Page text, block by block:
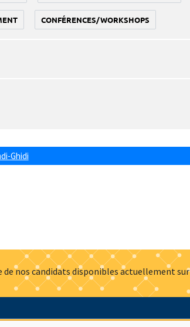
CONFÉRENCES/WORKSHOPS
Ghidi
de nos candidats disponibles actuellement
Offres d'emploi Presse Mentions